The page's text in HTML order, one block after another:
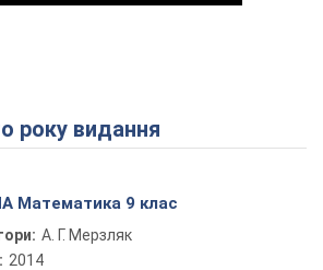
Play Video
року видання
Математика 9 клас
А. Г. Мерзляк
2014